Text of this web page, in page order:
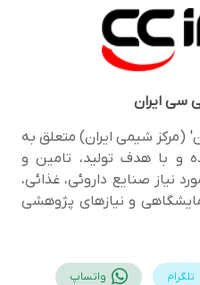
سی ایران
(مرکز شیمی ایران) متعلق به
و با هدف تولید، تامین و
نیاز صنایع داروئی، غذائی،
و نیازهای پژوهشی
تلگرام واتساپ